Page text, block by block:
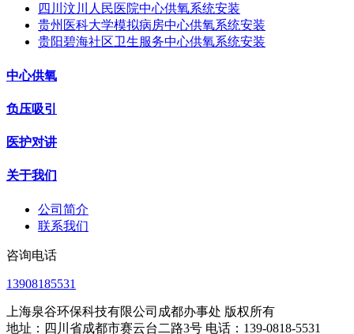
四川汶川人民医院中心供氧系统安装
贵州医科大学模拟病房中心供氧系统安装
贵阳碧海社区卫生服务中心供氧系统安装
中心供氧
负压吸引
医护对讲
关于我们
公司简介
联系我们
咨询电话
13908185531
上海泉谷环保科技有限公司成都办事处 版权所有
地址：四川省成都市赛云台二路3号 电话：139-0818-5531